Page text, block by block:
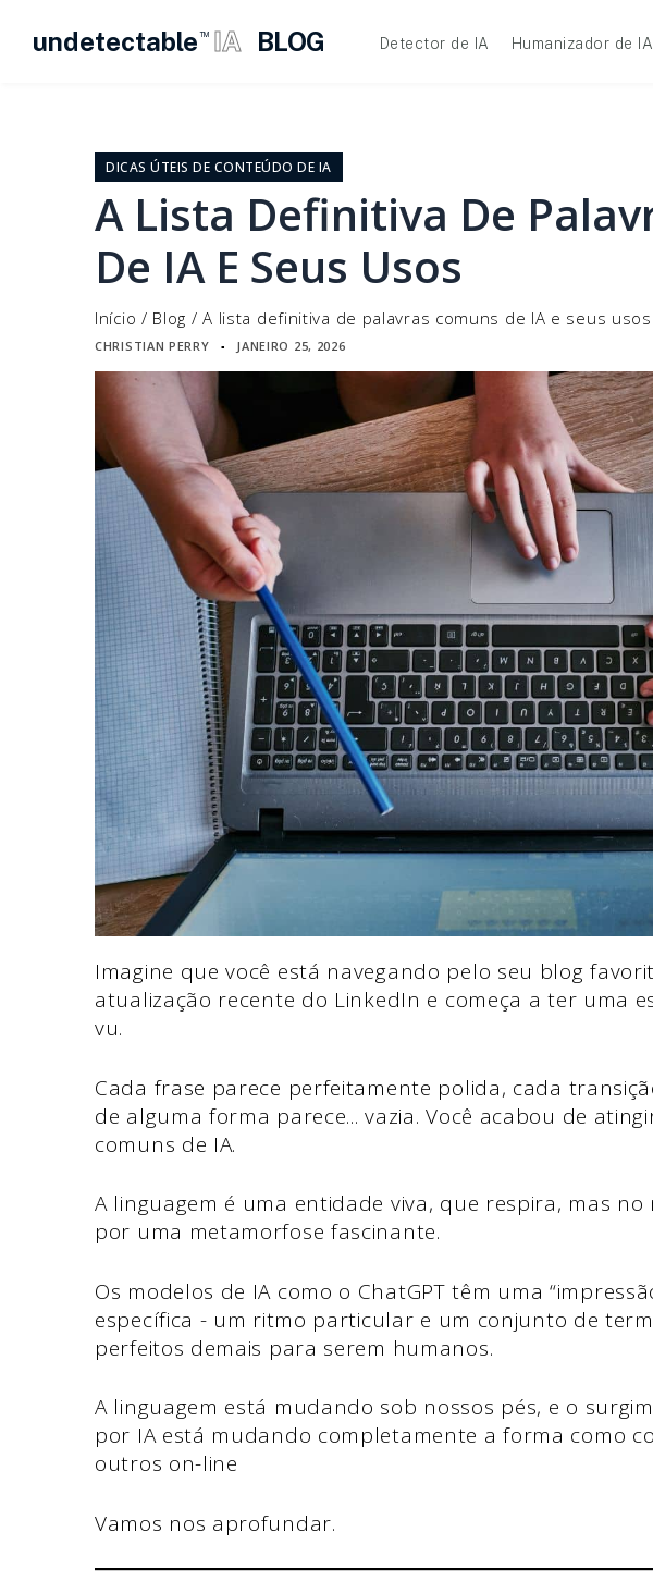
undetectable TM IA BLOG Detector de IA Humanizador de IA
conteúdo
DICAS ÚTEIS DE CONTEÚDO DE IA
A Lista Definitiva De
De IA E Seus Usos
Início / Blog /A lista definitiva de palavras comuns de IA e seus usos
CHRISTIAN PERRY ▪ JANEIRO 25, 2026
Imagine que você está navegando pelo seu blog
atualização recente do LinkedIn e começa a ter uma
vu.
Cada frase parece perfeitamente polida, cada
de alguma forma parece... vazia. Você acabou de
comuns de IA.
A linguagem é uma entidade viva, que respira, mas
por uma metamorfose fascinante.
Os modelos de IA como o ChatGPT têm uma
específica - um ritmo particular e um conjunto de
perfeitos demais para serem humanos.
A linguagem está mudando sob nossos pés, e o
por IA está mudando completamente a forma como
outros on-line
Vamos nos aprofundar.